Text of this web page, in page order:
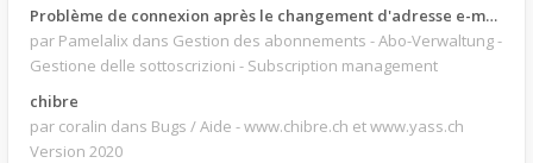
Problème de connexion après le changement d'adresse e-mail.
par Pamelalix dans Gestion des abonnements - Abo-Verwaltung -
Gestione delle sottoscrizioni - Subscription management
chibre
par coralin dans Bugs / Aide - www.chibre.ch et www.yass.ch
Version 2020